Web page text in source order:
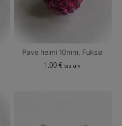
Pave helmi 10mm, Fuksia
1,00 € sis alv.